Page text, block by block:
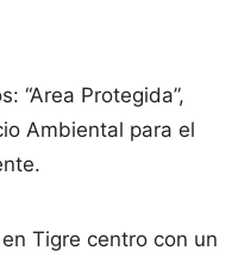
“Area Protegida”,
Ambiental para el
Tigre centro con un